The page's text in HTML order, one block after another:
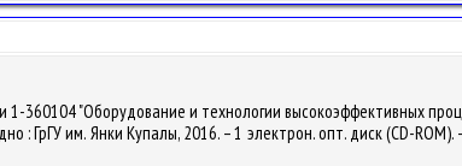
360104 "Оборудование и технологии высокоэффективных
: ГрГУ им. Янки Купалы, 2016. – 1 электрон. опт. диск (CD-